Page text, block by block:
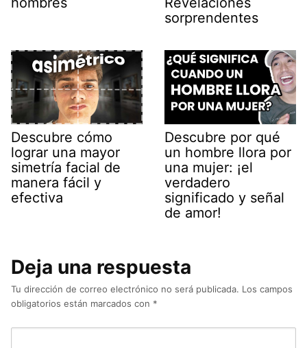
sorprendentes
Descubre cómo
lograr una mayor
simetría facial de
manera fácil y
efectiva
Descubre por qué
un hombre llora por
una mujer: ¡el
verdadero
significado y señal
de amor!
Deja una respuesta
Tu dirección de correo electrónico no será publicada. Los campos
obligatorios están marcados con *